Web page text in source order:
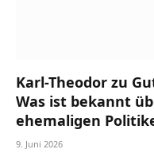
Karl-Theodor zu
Was ist bekannt
ehemaligen
9. Juni 2026